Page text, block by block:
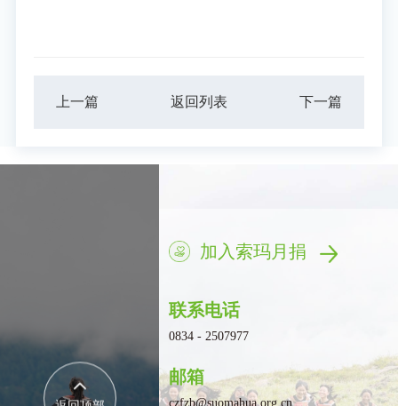
上一篇 返回列表 下一篇
加入索玛月捐
联系电话
0834 - 2507977
邮箱
czfzb@suomahua.org.cn